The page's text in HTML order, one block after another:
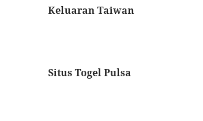
Keluaran Taiwan
Situs Togel Pulsa